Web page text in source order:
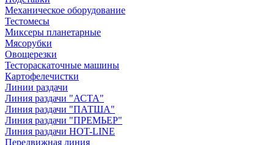
Механическое оборудование
Тестомесы
Миксеры планетарные
Мясорубки
Овощерезки
Тестораскаточные машины
Картофелечистки
Линии раздачи
Линия раздачи "АСТА"
Линия раздачи "ПАТША"
Линия раздачи "ПРЕМЬЕР"
Линия раздачи HOT-LINE
Передвижная линия